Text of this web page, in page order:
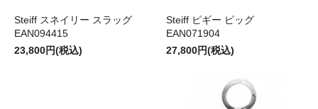
Steiff スネイリー スラッグ
EAN094415
23,800円(税込)
Steiff ピギー ピッグ
EAN071904
27,800円(税込)